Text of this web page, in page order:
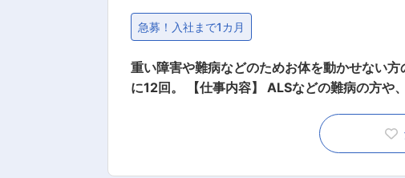
OINT2：続けやすい職場3種の神器】 厚待遇：賞与年2回はもちろん有給休暇や完全週休二日制といった待遇も充実しています！ 職場環境：
たくさんの人を一度にケアする施設とは違い
どで給与UPのチャンス多数。最短半年で給与
急募！入社まで1カ月
重い障害や難病などのためお体を動かせない
に12回。 【仕事内容】 ALSなどの難病の方や、さまざまな障がいによりおひとりでは生活できない方のご自宅へ伺い、生命と生活を支える、
く、専門的な介護職です。 研修を通して、需
の役に立つ仕事をしていきたい方、お待ちしております！ ・見守り ・生活介助： 家事援助（洗濯、掃除、料理）